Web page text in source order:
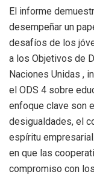
El informe
desempeñar un
desafíos de los
a los Objetivos de
Naciones Unidas ,
el ODS 4 sobre
enfoque clave son
desigualdades, el
espíritu
en que las
compromiso con